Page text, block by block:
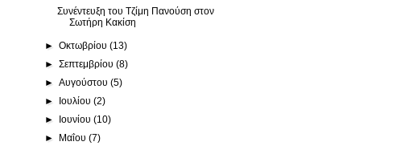
Συνέντευξη του Τζίμη Πανούση στον
Σωτήρη Κακίση
►Οκτωβρίου(13)
►Σεπτεμβρίου(8)
►Αυγούστου(5)
► Ιουλίου(2)
► Ιουνίου(10)
► Μαΐου(7)